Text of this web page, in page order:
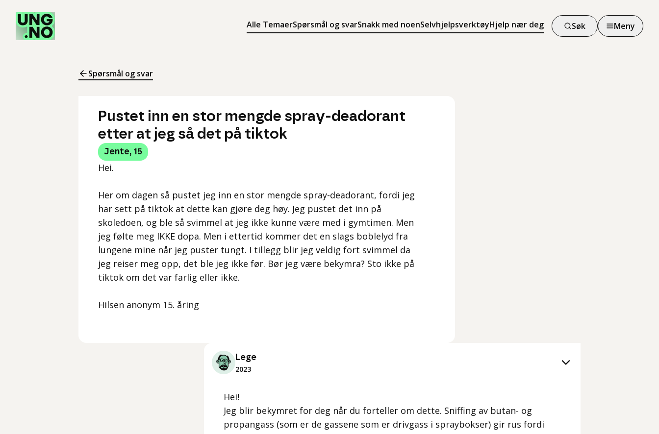
Alle TemaerSpørsmål og svarSnakk med noenSelvhjelpsverktøyHjelp nær deg
Søk
Søk
Meny
Meny
Spørsmål og svar
Pustet inn en stor mengde spray-deadorant
etter at jeg så det på tiktok
Jente, 15
Hei.
Her om dagen så pustet jeg inn en stor mengde spray-deadorant, fordi jeg
har sett på tiktok at dette kan gjøre deg høy. Jeg pustet det inn på
skoledoen, og ble så svimmel at jeg ikke kunne være med i gymtimen. Men
jeg følte meg IKKE dopa. Men i ettertid kommer det en slags boblelyd fra
lungene mine når jeg puster tungt. I tillegg blir jeg veldig fort svimmel da
jeg reiser meg opp, det ble jeg ikke før. Bør jeg være bekymra? Sto ikke på
tiktok om det var farlig eller ikke.
Hilsen anonym 15. åring
Lege
2023
Hei!
Jeg blir bekymret for deg når du forteller om dette. Sniffing av butan- og
propangass (som er de gassene som er drivgass i spraybokser) gir rus fordi